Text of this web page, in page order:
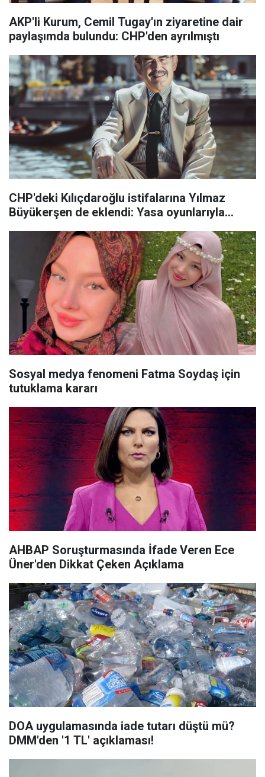
AKP'li Kurum, Cemil Tugay'ın ziyaretine dair
paylaşımda bulundu: CHP'den ayrılmıştı
CHP'deki Kılıçdaroğlu istifalarına Yılmaz
Büyükerşen de eklendi: Yasa oyunlarıyla...
Sosyal medya fenomeni Fatma Soydaş için
tutuklama kararı
AHBAP Soruşturmasında İfade Veren Ece
Üner'den Dikkat Çeken Açıklama
DOA uygulamasında iade tutarı düştü mü?
DMM'den '1 TL' açıklaması!